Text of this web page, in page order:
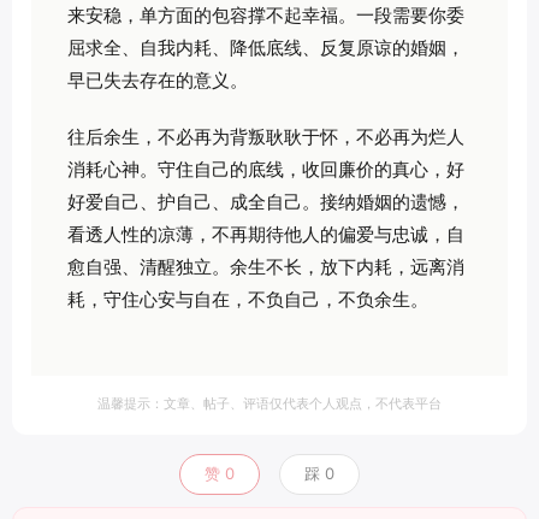
来安稳，单方面的包容撑不起幸福。一段需要你委
屈求全、自我内耗、降低底线、反复原谅的婚姻，
早已失去存在的意义。
往后余生，不必再为背叛耿耿于怀，不必再为烂人
消耗心神。守住自己的底线，收回廉价的真心，好
好爱自己、护自己、成全自己。接纳婚姻的遗憾，
看透人性的凉薄，不再期待他人的偏爱与忠诚，自
愈自强、清醒独立。余生不长，放下内耗，远离消
耗，守住心安与自在，不负自己，不负余生。
温馨提示：文章、帖子、评语仅代表个人观点，不代表平台
赞 0 踩 0